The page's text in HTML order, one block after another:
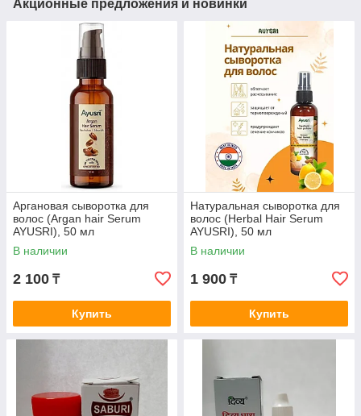
Акционные предложения и новинки
Аргановая сыворотка для
волос (Argan hair Serum
AYUSRI), 50 мл
В наличии
2 100 ₸
Купить
Натуральная сыворотка для
волос (Herbal Hair Serum
AYUSRI), 50 мл
В наличии
1 900 ₸
Купить